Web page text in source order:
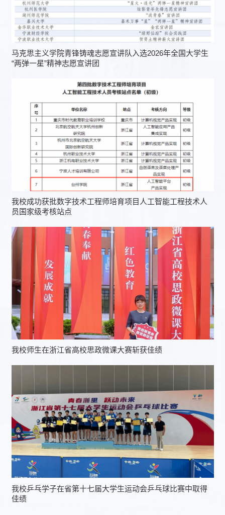
马克思主义学院青锋铸魂志愿宣讲队入选2026年全国大学生
“两弹一星”精神志愿宣讲团
我校成功获批数字技术工程师培育项目人工智能工程技术人
员国家级考核站点
我校师生在浙江省高校思政微课大赛斩获佳绩
我校乒乓学子在省第十七届大学生运动会乒乓球比赛中取得
佳绩